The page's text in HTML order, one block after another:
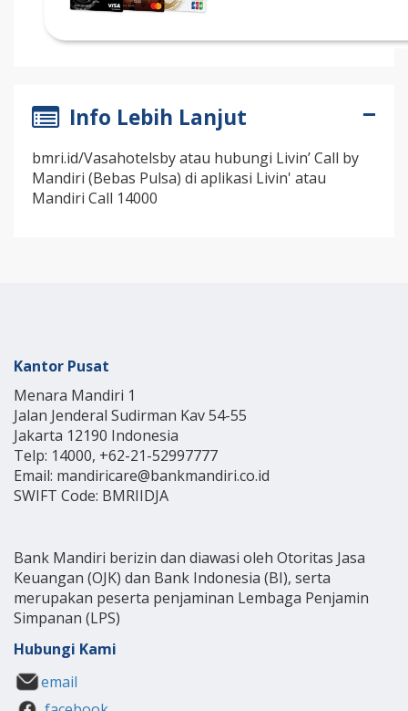
Info Lebih Lanjut
bmri.id/Vasahotelsby atau hubungi Livin’ Call by
Mandiri (Bebas Pulsa) di aplikasi Livin' atau
Mandiri Call 14000
Kantor Pusat
Menara Mandiri 1
Jalan Jenderal Sudirman Kav 54-55
Jakarta 12190 Indonesia
Telp: 14000, +62-21-52997777
Email: mandiricare@bankmandiri.co.id
SWIFT Code: BMRIIDJA
Bank Mandiri berizin dan diawasi oleh Otoritas Jasa
Keuangan (OJK) dan Bank Indonesia (BI), serta
merupakan peserta penjaminan Lembaga Penjamin
Simpanan (LPS)
Hubungi Kami
email